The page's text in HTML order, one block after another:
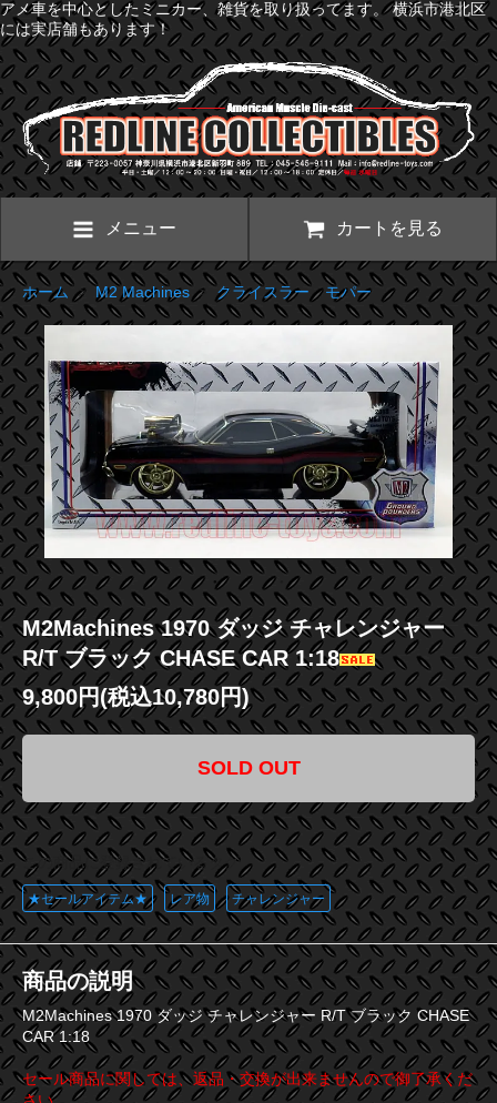
アメ車を中心としたミニカー、雑貨を取り扱ってます。 横浜市港北区
には実店舗もあります！
メニュー カートを見る
ホーム>M2 Machines>クライスラー モパー
M2Machines 1970 ダッジ チャレンジャー
R/T ブラック CHASE CAR 1:18
9,800円(税込10,780円)
SOLD OUT
この商品に登録されているタグ
★セールアイテム★ レア物 チャレンジャー
商品の説明
M2Machines 1970 ダッジ チャレンジャー R/T ブラック CHASE
CAR 1:18
セール商品に関しては、返品・交換が出来ませんので御了承くだ